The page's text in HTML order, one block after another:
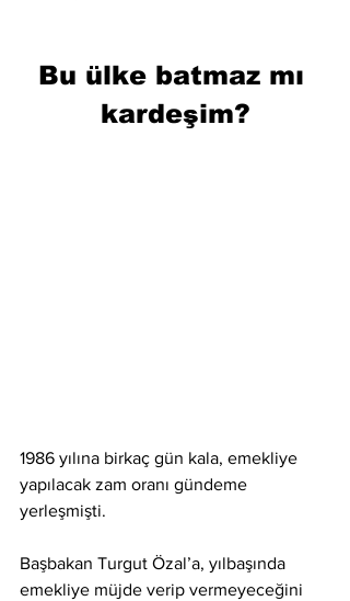
Bu ülke batmaz mı
kardeşim?
1986 yılına birkaç gün kala, emekliye
yapılacak zam oranı gündeme
yerleşmişti.
Başbakan Turgut Özal’a, yılbaşında
emekliye müjde verip vermeyeceğini